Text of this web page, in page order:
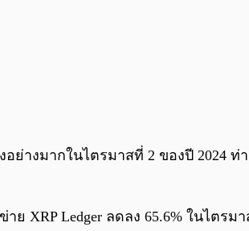
อย่างมากในไตรมาสที่ 2 ของปี 2024
XRP Ledger ลดลง 65.6% ในไตร